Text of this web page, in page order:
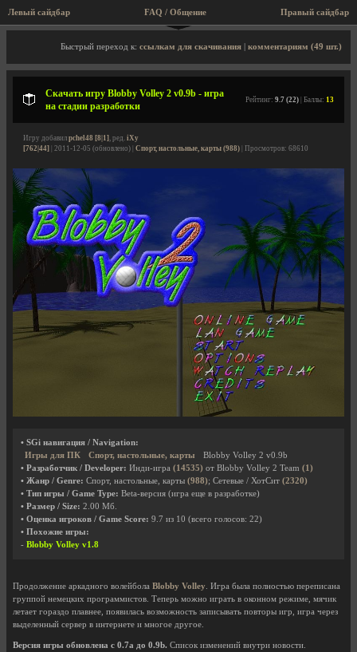
Левый сайдбар Правый сайдбар
FAQ / Общение
Описание игры, скриншоты, видео
Быстрый переход к: ссылкам для скачивания комментариям (49 шт.)
Скачать игру Blobby Volley 2 v0.9b - игра
на стадии разработки
Рейтинг: 9.7 (22) | Баллы: 13
Игру добавил pchel48 [8|1], ред. iXy
[762|44] | 2011-12-05 (обновлено) | Спорт, настольные, карты (988) | Просмотров: 68610
• SGi навигация / Navigation:
Игры для ПК
Спорт, настольные, карты
Blobby Volley 2 v0.9b
• Разработчик / Developer: Инди-игра (14535) от Blobby Volley 2 Team (1)
• Жанр / Genre: Спорт, настольные, карты (988); Сетевые / ХотСит (2320)
• Тип игры / Game Type: Beta-версия (игра еще в разработке)
• Размер / Size: 2.00 Мб.
• Оценка игроков / Game Score: 9.7 из 10 (всего голосов: 22)
• Похожие игры:
- Blobby Volley v1.8
Продолжение аркадного волейбола Blobby Volley . Игра была полностью переписана
группой немецких программистов. Теперь можно играть в оконном режиме, мячик
летает гораздо плавнее, появилась возможность записывать повторы игр, игра через
выделенный сервер в интернете и многое другое.
Версия игры обновлена с 0.7a до 0.9b. Список изменений внутри новости.